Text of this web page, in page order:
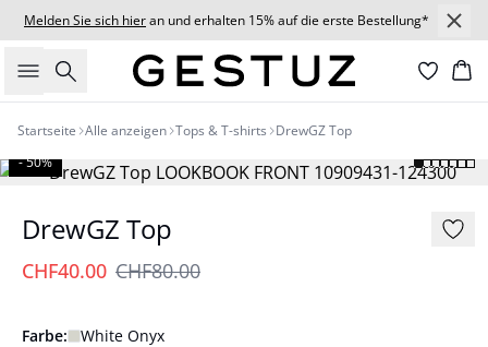
Melden Sie sich hieran und erhalten 15% auf die erste Bestellung*
Suche
Startseite Alle anzeigen Tops & T-shirts DrewGZ Top
- 50%
DrewGZ Top
CHF40.00 CHF80.00
Farbe: White Onyx